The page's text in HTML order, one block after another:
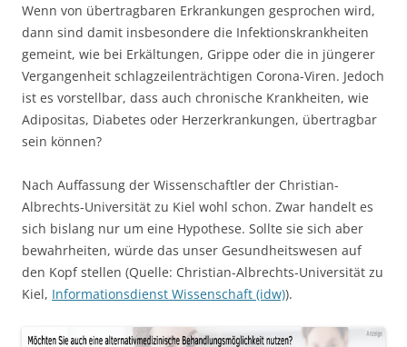
Wenn von übertragbaren Erkrankungen gesprochen wird,
dann sind damit insbesondere die Infektionskrankheiten
gemeint, wie bei Erkältungen, Grippe oder die in jüngerer
Vergangenheit schlagzeilenträchtigen Corona-Viren. Jedoch
ist es vorstellbar, dass auch chronische Krankheiten, wie
Adipositas, Diabetes oder Herzerkrankungen, übertragbar
sein können?
Nach Auffassung der Wissenschaftler der Christian-
Albrechts-Universität zu Kiel wohl schon. Zwar handelt es
sich bislang nur um eine Hypothese. Sollte sie sich aber
bewahrheiten, würde das unser Gesundheitswesen auf
den Kopf stellen (Quelle: Christian-Albrechts-Universität zu
Kiel, Informationsdienst Wissenschaft (idw)).